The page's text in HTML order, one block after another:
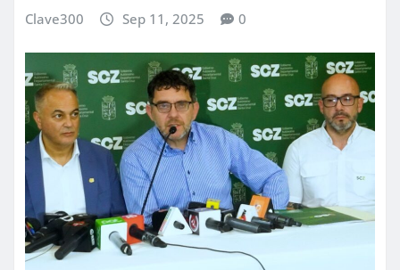
Clave300 Sep 11, 2025 0